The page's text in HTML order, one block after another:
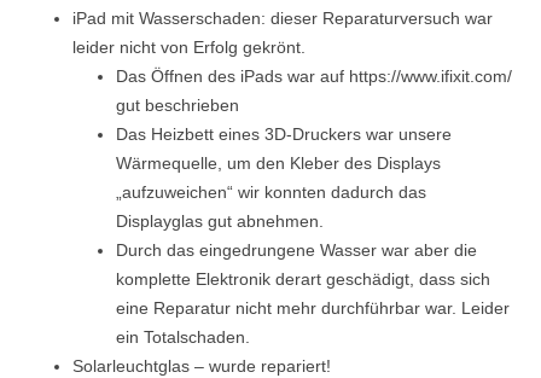
iPad mit Wasserschaden: dieser Reparaturversuch war
leider nicht von Erfolg gekrönt.
Das Öffnen des iPads war auf https://www.ifixit.com/
gut beschrieben
Das Heizbett eines 3D-Druckers war unsere
Wärmequelle, um den Kleber des Displays
„aufzuweichen“ wir konnten dadurch das
Displayglas gut abnehmen.
Durch das eingedrungene Wasser war aber die
komplette Elektronik derart geschädigt, dass sich
eine Reparatur nicht mehr durchführbar war. Leider
ein Totalschaden.
Solarleuchtglas – wurde repariert!